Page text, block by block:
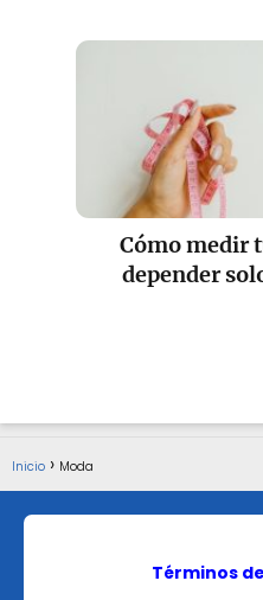
Cómo medir
depender
Inicio Moda
Términos